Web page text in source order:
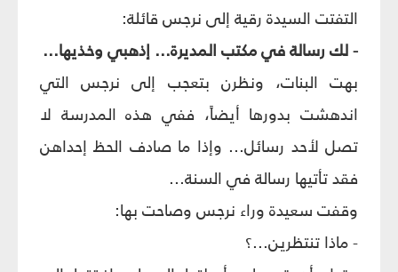
التفتت السيدة رقية إلى نرجس قائلة:
- لك رسالة في مكتب المديرة... إذهبي وخذيها...
بهت البنات، ونظرن بتعجب إلى نرجس التي
اندهشت بدورها أيضاً، ففي هذه المدرسة لا
تصل لأحد رسائل... وإذا ما صادف الحظ إحداهن
فقد تأتيها رسالة في السنة...
وقفت سعيدة وراء نرجس وصاحت بها:
- ماذا تنتظرين...؟